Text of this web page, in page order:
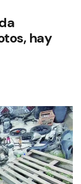
hay